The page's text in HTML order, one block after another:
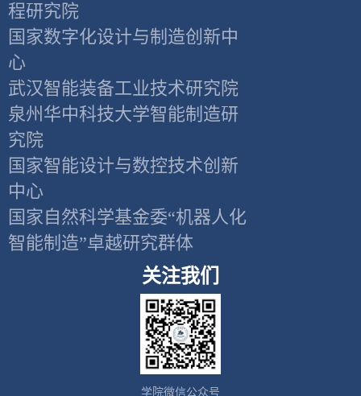
程研究院
国家数字化设计与制造创新中
心
武汉智能装备工业技术研究院
泉州华中科技大学智能制造研
究院
国家智能设计与数控技术创新
中心
国家自然科学基金委“机器人化
智能制造”卓越研究群体
关注我们
学院微信公众号